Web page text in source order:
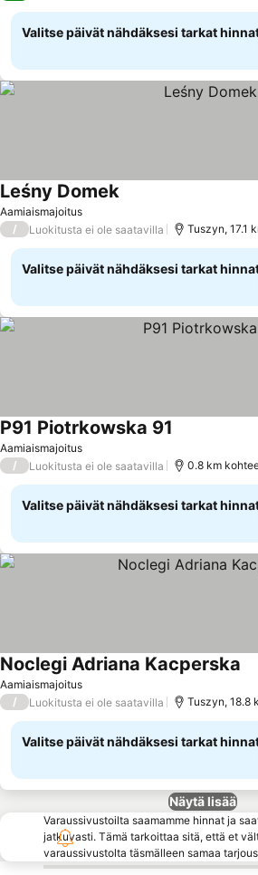
Valitse päivät nähdäksesi tarkat
Aamiaismajoitus
Leśny Domek
/ Luokitusta ei ole saatavilla Tuszyn, 17.1
Valitse päivät nähdäksesi tarkat
Aamiaismajoitus
P91 Piotrkowska 91
/ Luokitusta ei ole saatavilla 0.8 km
Valitse päivät nähdäksesi tarkat
Aamiaismajoitus
Noclegi Adriana Kacperska
/ Luokitusta ei ole saatavilla Tuszyn, 18.8
Valitse päivät nähdäksesi tarkat
Näytä lisää
Varaussivustoilta saamamme hinnat ja
jatkuvasti. Tämä tarkoittaa sitä, että et
varaussivustolta täsmälleen samaa